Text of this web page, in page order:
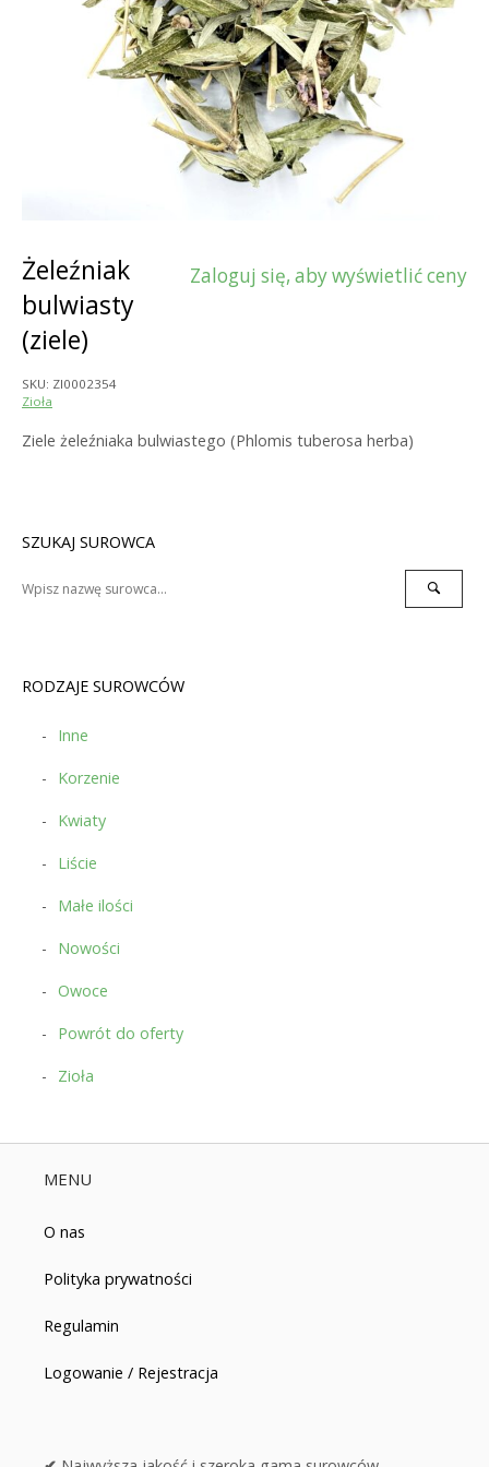
Zaloguj się, aby wyświetlić ceny
Żeleźniak
bulwiasty
(ziele)
SKU: ZI0002354
Zioła
Ziele żeleźniaka bulwiastego (Phlomis tuberosa herba)
SZUKAJ SUROWCA
Search
RODZAJE SUROWCÓW
Inne
Korzenie
Kwiaty
Liście
Małe ilości
Nowości
Owoce
Powrót do oferty
Zioła
MENU
O nas
Polityka prywatności
Regulamin
Logowanie / Rejestracja